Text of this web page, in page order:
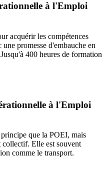
à l'Emploi
acquérir les compétences
promesse d'embauche en
400 heures de formation
à l'Emploi
que la POEI, mais
collectif. Elle est souvent
comme le transport.